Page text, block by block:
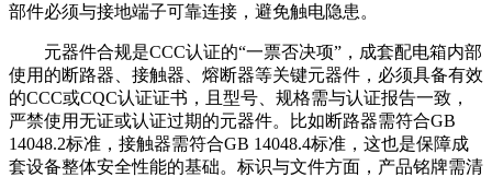
部件必须与接地端子可靠连接，避免触电隐患。
元器件合规是CCC认证的“一票否决项”，成套配电箱内部
使用的断路器、接触器、熔断器等关键元器件，必须具备有效
的CCC或CQC认证证书，且型号、规格需与认证报告一致，
严禁使用无证或认证过期的元器件。比如断路器需符合GB
14048.2标准，接触器需符合GB 14048.4标准，这也是保障成
套设备整体安全性能的基础。标识与文件方面，产品铭牌需清